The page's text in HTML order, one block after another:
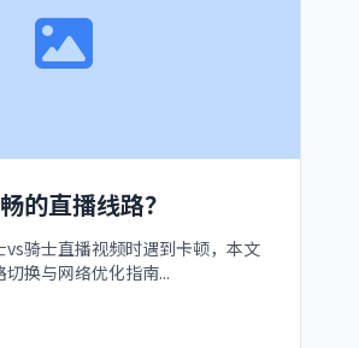
的直播线路？
vs骑士直播视频时遇到卡顿，本文
换与网络优化指南...